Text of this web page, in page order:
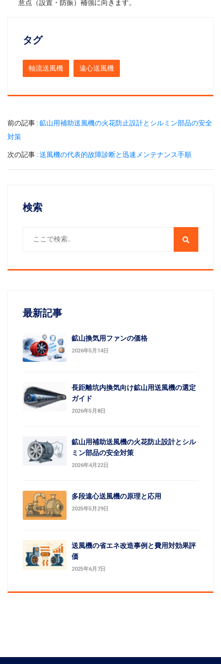
検索
最新記事
鉱山換気用ファンの価格
2026年5月14日
長距離坑内換気向け鉱山用送風機の選定
ガイド
2026年5月8日
鉱山用補助送風機の火花防止設計とシル
ミン部品の安全対策
2026年4月22日
多段遠心送風機の原理と応用
2025年5月29日
送風機の省エネ改造事例と費用対効果評
価
2025年6月7日
意点（設置・防振）補強に向きます。
タグ
軸流送風機 遠心送風機
前の記事 : 鉱山用補助送風機の火花防止設計とシルミン部品の安全
対策
次の記事 : 送風機の代表的故障診断と迅速メンテナンス手順